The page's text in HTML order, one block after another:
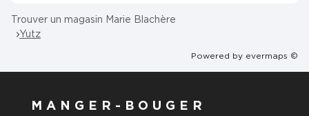
Trouver un magasin Marie Blachère
Yutz
Powered by evermaps ©
MANGER-BOUGER